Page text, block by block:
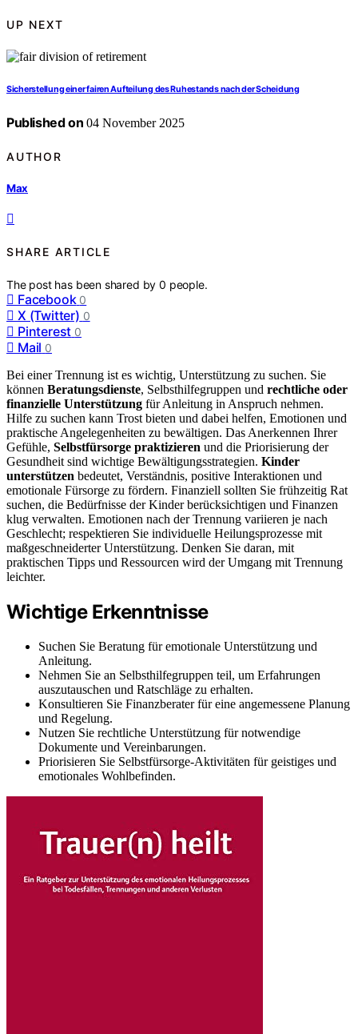
UP NEXT
Sicherstellung einer fairen Aufteilung des Ruhestands nach der Scheidung
Published on 04 November 2025
AUTHOR
Max
SHARE ARTICLE
The post has been shared by0 people.
Facebook 0
X (Twitter) 0
Pinterest 0
Mail 0
Bei einer Trennung ist es wichtig, Unterstützung zu suchen. Sie
können Beratungsdienste, Selbsthilfegruppen und rechtliche oder
finanzielle Unterstützung für Anleitung in Anspruch nehmen.
Hilfe zu suchen kann Trost bieten und dabei helfen, Emotionen und
praktische Angelegenheiten zu bewältigen. Das Anerkennen Ihrer
Gefühle, Selbstfürsorge praktizieren und die Priorisierung der
Gesundheit sind wichtige Bewältigungsstrategien. Kinder
unterstützen bedeutet, Verständnis, positive Interaktionen und
emotionale Fürsorge zu fördern. Finanziell sollten Sie frühzeitig Rat
suchen, die Bedürfnisse der Kinder berücksichtigen und Finanzen
klug verwalten. Emotionen nach der Trennung variieren je nach
Geschlecht; respektieren Sie individuelle Heilungsprozesse mit
maßgeschneiderter Unterstützung. Denken Sie daran, mit
praktischen Tipps und Ressourcen wird der Umgang mit Trennung
leichter.
Wichtige Erkenntnisse
Suchen Sie Beratung für emotionale Unterstützung und
Anleitung.
Nehmen Sie an Selbsthilfegruppen teil, um Erfahrungen
auszutauschen und Ratschläge zu erhalten.
Konsultieren Sie Finanzberater für eine angemessene Planung
und Regelung.
Nutzen Sie rechtliche Unterstützung für notwendige
Dokumente und Vereinbarungen.
Priorisieren Sie Selbstfürsorge-Aktivitäten für geistiges und
emotionales Wohlbefinden.